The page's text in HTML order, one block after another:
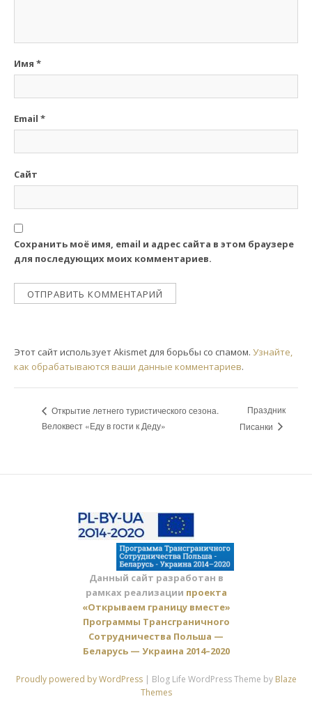
Имя *
Email *
Сайт
Сохранить моё имя, email и адрес сайта в этом браузере
для последующих моих комментариев.
Этот сайт использует Akismet для борьбы со спамом. Узнайте,
как обрабатываются ваши данные комментариев.
Открытие летнего туристического сезона.
Велоквест «Еду в гости к Деду»
Праздник
Писанки
Данный сайт разработан в
рамках реализации проекта
«Открываем границу вместе»
Программы Трансграничного
Сотрудничества Польша —
Беларусь — Украина 2014–2020
Proudly powered by WordPress | Blog Life WordPress Theme by Blaze
Themes